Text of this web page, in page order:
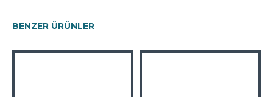
BENZER ÜRÜNLER